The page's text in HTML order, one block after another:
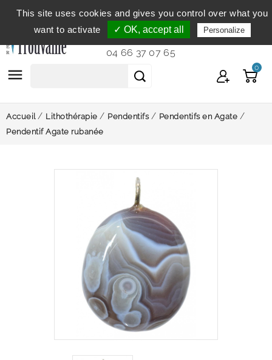
Service clientèle
du lundi au vendredi de 9h à 12h et
de 14h à 18h...
04 66 37 07 65
 0
Accueil Lithothérapie Pendentifs
Pendentifs en Agate
Pendentif Agate rubanée
This site uses cookies and gives you control over what you
want to activate
✓ OK, accept all Personalize